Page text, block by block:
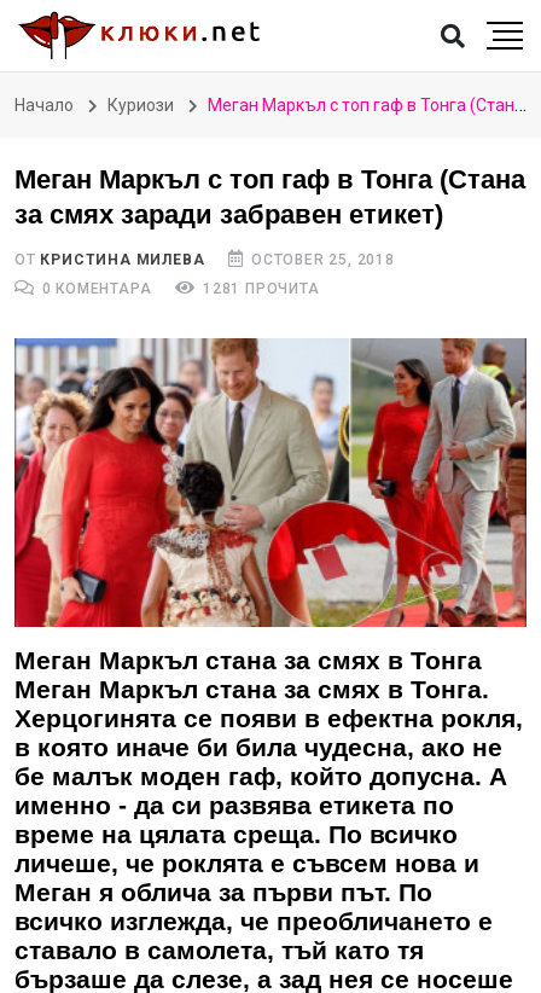
Начало Куриози Меган Маркъл с топ гаф в Тонга (Стана за смях заради забравен етикет)
Меган Маркъл с топ гаф в Тонга (Стана
за смях заради забравен етикет)
ОТ КРИСТИНА МИЛЕВА
OCTOBER 25, 2018
0 КОМЕНТАРА
1281 ПРОЧИТА
Меган Маркъл стана за смях в Тонга
Меган Маркъл стана за смях в Тонга.
Херцогинята се появи в ефектна рокля,
в която иначе би била чудесна, ако не
бе малък моден гаф, който допусна. А
именно - да си развява етикета по
време на цялата среща. По всичко
личеше, че роклята е съвсем нова и
Меган я облича за първи път. По
всичко изглежда, че преобличането е
ставало в самолета, тъй като тя
бързаше да слезе, а зад нея се носеше